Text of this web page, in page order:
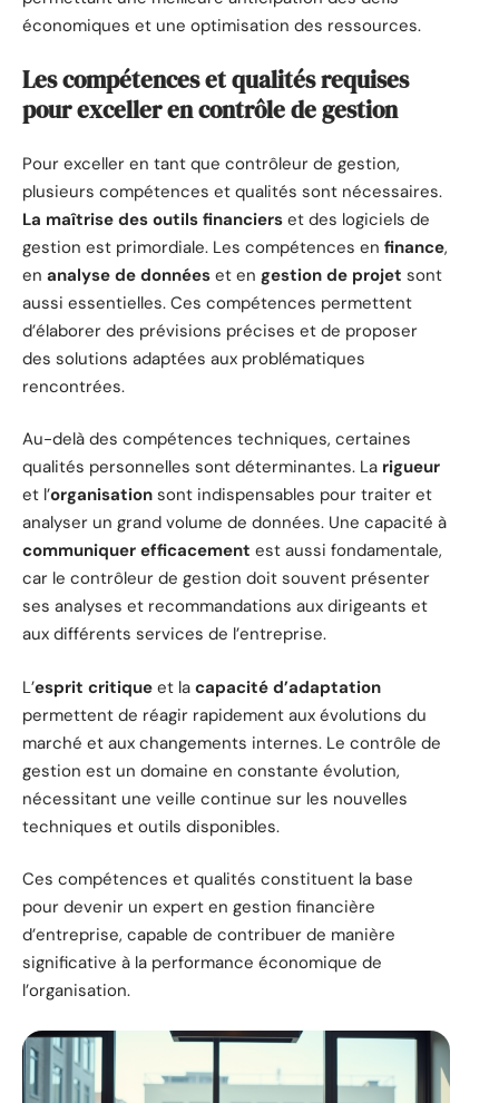
économiques et une optimisation des ressources.
Les compétences et qualités requises
pour exceller en contrôle de gestion
Pour exceller en tant que contrôleur de gestion,
plusieurs compétences et qualités sont nécessaires.
La maîtrise des outils financiers et des logiciels de
gestion est primordiale. Les compétences en finance,
en analyse de données et en gestion de projet sont
aussi essentielles. Ces compétences permettent
d’élaborer des prévisions précises et de proposer
des solutions adaptées aux problématiques
rencontrées.
Au-delà des compétences techniques, certaines
qualités personnelles sont déterminantes. La rigueur
et l’organisation sont indispensables pour traiter et
analyser un grand volume de données. Une capacité à
communiquer efficacement est aussi fondamentale,
car le contrôleur de gestion doit souvent présenter
ses analyses et recommandations aux dirigeants et
aux différents services de l’entreprise.
L’esprit critique et la capacité d’adaptation
permettent de réagir rapidement aux évolutions du
marché et aux changements internes. Le contrôle de
gestion est un domaine en constante évolution,
nécessitant une veille continue sur les nouvelles
techniques et outils disponibles.
Ces compétences et qualités constituent la base
pour devenir un expert en gestion financière
d’entreprise, capable de contribuer de manière
significative à la performance économique de
l’organisation.